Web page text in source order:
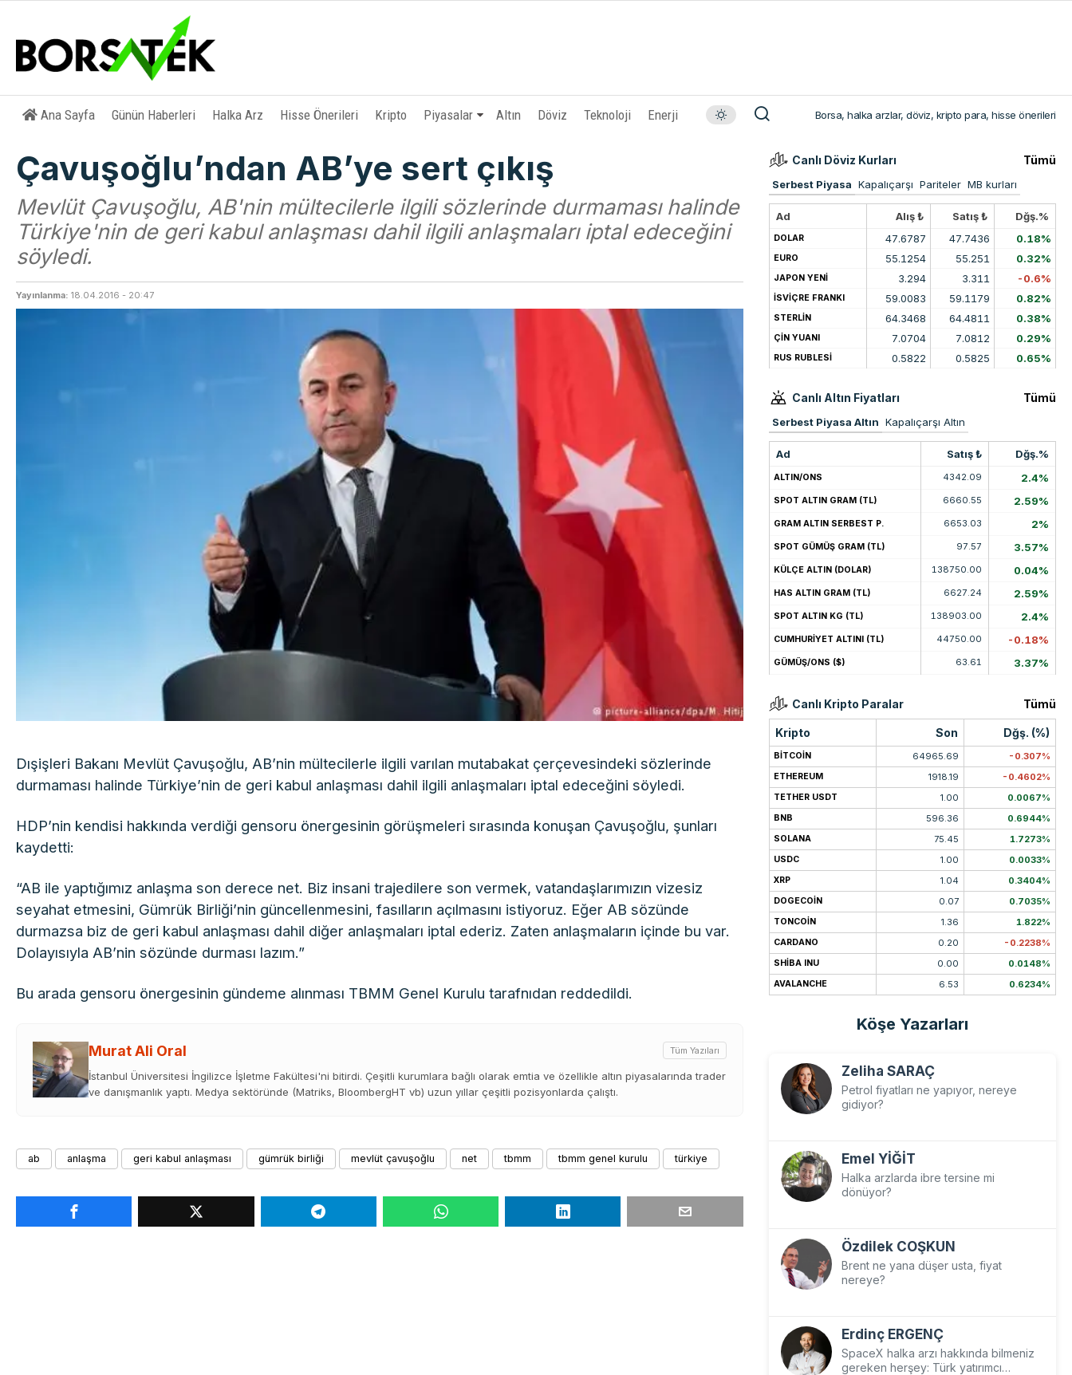
Ana Sayfa Günün Haberleri Halka Arz Hisse Önerileri Kripto Piyasalar Altın Döviz Teknoloji Enerji Borsa, halka arzlar, döviz, kripto para, hisse önerileri
Çavuşoğlu’ndan AB’ye sert çıkış
Mevlüt Çavuşoğlu, AB'nin mültecilerle ilgili sözlerinde durmaması halinde
Türkiye'nin de geri kabul anlaşması dahil ilgili anlaşmaları iptal edeceğini
söyledi.
Yayınlanma: 18.04.2016 - 20:47
Dışişleri Bakanı Mevlüt Çavuşoğlu, AB’nin mültecilerle ilgili varılan mutabakat çerçevesindeki sözlerinde
durmaması halinde Türkiye’nin de geri kabul anlaşması dahil ilgili anlaşmaları iptal edeceğini söyledi.
HDP’nin kendisi hakkında verdiği gensoru önergesinin görüşmeleri sırasında konuşan Çavuşoğlu, şunları
kaydetti:
“AB ile yaptığımız anlaşma son derece net. Biz insani trajedilere son vermek, vatandaşlarımızın vizesiz
seyahat etmesini, Gümrük Birliği’nin güncellenmesini, fasılların açılmasını istiyoruz. Eğer AB sözünde
durmazsa biz de geri kabul anlaşması dahil diğer anlaşmaları iptal ederiz. Zaten anlaşmaların içinde bu var.
Dolayısıyla AB’nin sözünde durması lazım.”
Bu arada gensoru önergesinin gündeme alınması TBMM Genel Kurulu tarafnıdan reddedildi.
Murat Ali Oral Tüm Yazıları
İstanbul Üniversitesi İngilizce İşletme Fakültesi'ni bitirdi. Çeşitli kurumlara bağlı olarak emtia ve özellikle altın piyasalarında trader
ve danışmanlık yaptı. Medya sektöründe (Matriks, BloombergHT vb) uzun yıllar çeşitli pozisyonlarda çalıştı.
ab anlaşma geri kabul anlaşması gümrük birliği mevlüt çavuşoğlu net tbmm tbmm genel kurulu türkiye
Canlı Döviz Kurları Tümü
Serbest Piyasa Kapalıçarşı Pariteler MB kurları
Ad Alış ₺ Satış ₺ Dğş.%
DOLAR 47.6787 47.7436 0.18%
EURO 55.1254 55.251 0.32%
JAPON YENİ 3.294 3.311 -0.6%
İSVİÇRE FRANKI 59.0083 59.1179 0.82%
STERLİN 64.3468 64.4811 0.38%
ÇİN YUANI 7.0704 7.0812 0.29%
RUS RUBLESİ 0.5822 0.5825 0.65%
Canlı Altın Fiyatları Tümü
Serbest Piyasa Altın Kapalıçarşı Altın
Ad Satış ₺ Dğş.%
ALTIN/ONS 4342.09 2.4%
SPOT ALTIN GRAM (TL) 6660.55 2.59%
GRAM ALTIN SERBEST P. 6653.03 2%
SPOT GÜMÜŞ GRAM (TL) 97.57 3.57%
KÜLÇE ALTIN (DOLAR) 138750.00 0.04%
HAS ALTIN GRAM (TL) 6627.24 2.59%
SPOT ALTIN KG (TL) 138903.00 2.4%
CUMHURİYET ALTINI (TL) 44750.00 -0.18%
GÜMÜŞ/ONS ($) 63.61 3.37%
Canlı Kripto Paralar Tümü
Kripto Son Dğş. (%)
BITCOIN 64965.69 -0.307%
ETHEREUM 1918.19 -0.4602%
TETHER USDT 1.00 0.0067%
BNB 596.36 0.6944%
SOLANA 75.45 1.7273%
USDC 1.00 0.0033%
XRP 1.04 0.3404%
DOGECOIN 0.07 0.7035%
TONCOIN 1.36 1.822%
CARDANO 0.20 -0.2238%
SHIBA INU 0.00 0.0148%
AVALANCHE 6.53 0.6234%
Köşe Yazarları
Zeliha SARAÇ
Petrol fiyatları ne yapıyor, nereye
gidiyor?
Emel YİĞİT
Halka arzlarda ibre tersine mi
dönüyor?
Özdilek COŞKUN
Brent ne yana düşer usta, fiyat
nereye?
Erdinç ERGENÇ
SpaceX halka arzı hakkında bilmeniz
gereken herşey: Türk yatırımcı